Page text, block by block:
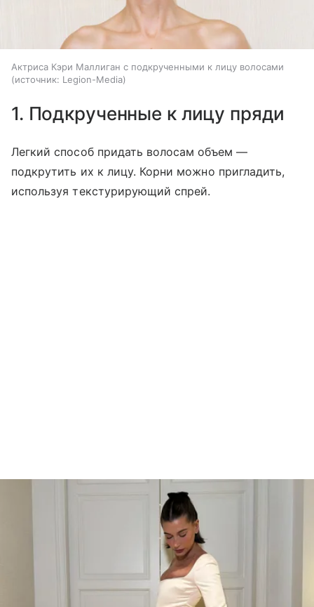
Актриса Кэри Маллиган с подкрученными к лицу волосами
источник: Legion-Media
1. Подкрученные к лицу пряди
Легкий способ придать волосам объем —
подкрутить их к лицу. Корни можно пригладить,
используя текстурирующий спрей.